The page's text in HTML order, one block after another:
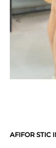
AFIFOR STIC